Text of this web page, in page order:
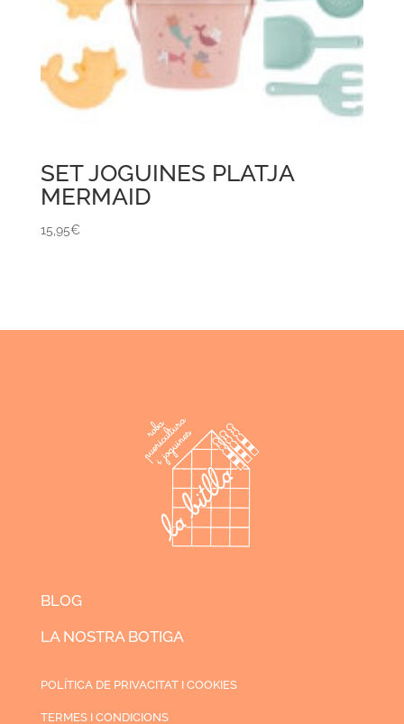
SET JOGUINES PLATJA
MERMAID
15,95€
BLOG
LA NOSTRA BOTIGA
POLÍTICA DE PRIVACITAT I COOKIES
TERMES I CONDICIONS